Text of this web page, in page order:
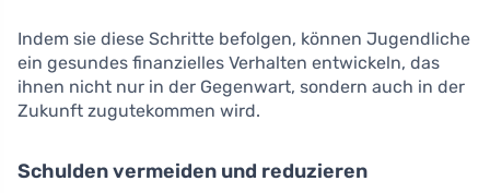
Indem sie diese Schritte befolgen, können Jugendliche
ein gesundes finanzielles Verhalten entwickeln, das
ihnen nicht nur in der Gegenwart, sondern auch in der
Zukunft zugutekommen wird.
Schulden vermeiden und reduzieren